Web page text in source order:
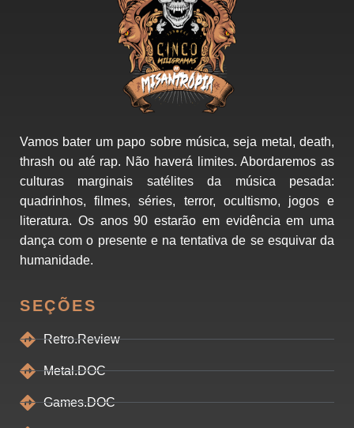
Vamos bater um papo sobre música, seja metal, death,
thrash ou até rap. Não haverá limites. Abordaremos as
culturas marginais satélites da música pesada:
quadrinhos, filmes, séries, terror, ocultismo, jogos e
literatura. Os anos 90 estarão em evidência em uma
dança com o presente e na tentativa de se esquivar da
humanidade.
SEÇÕES
Retro.Review
Metal.DOC
Games.DOC